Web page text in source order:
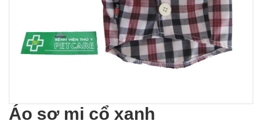
Áo sơ mi cổ xanh